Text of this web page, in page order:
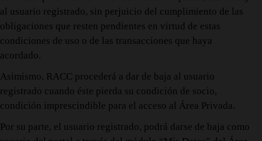
al usuario registrado, sin perjuicio del cumplimiento de las
obligaciones que resten pendientes en virtud de estas
condiciones de uso o de las transacciones que haya
acordado.
Asimismo, RACC procederá a dar de baja al usuario
registrado cuando éste pierda su condición de socio,
condición imprescindible para el acceso al Área Privada.
Por su parte, el usuario registrado, podrá darse de baja como